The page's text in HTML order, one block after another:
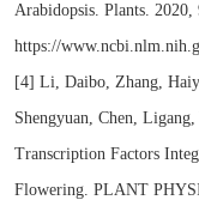
Arabidopsis. Plants. 2020,
https://
[4] Li, Daibo, Zhang,
Shengyuan, Chen,
Transcription Factors
Flowering. PLANT